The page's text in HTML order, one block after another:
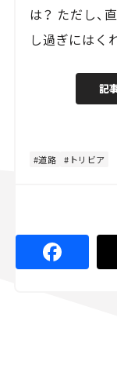
は？ ただし、
し過ぎにはく
記
道路 トリビア